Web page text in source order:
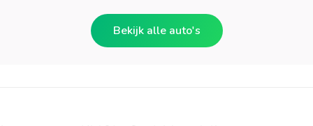
Bekijk alle auto's